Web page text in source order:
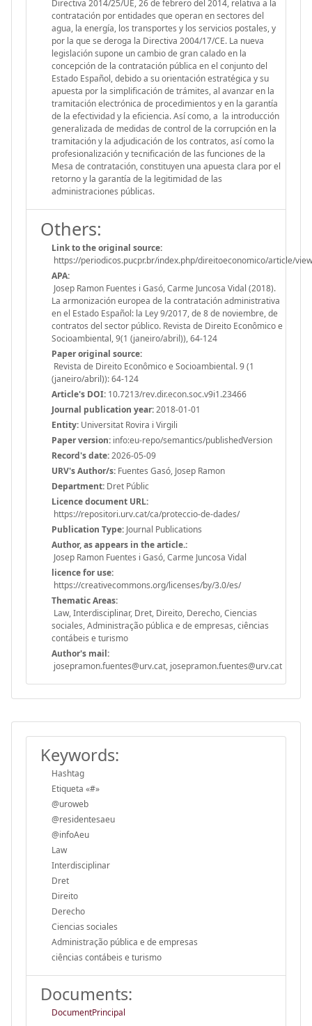
Directiva 2014/25/UE, 26 de febrero del 2014, relativa a la
contratación por entidades que operan en sectores del
agua, la energía, los transportes y los servicios postales, y
por la que se deroga la Directiva 2004/17/CE. La nueva
legislación supone un cambio de gran calado en la
concepción de la contratación pública en el conjunto del
Estado Español, debido a su orientación estratégica y su
apuesta por la simplificación de trámites, al avanzar en la
tramitación electrónica de procedimientos y en la garantía
de la efectividad y la eficiencia. Así como, a la introducción
generalizada de medidas de control de la corrupción en la
tramitación y la adjudicación de los contratos, así como la
profesionalización y tecnificación de las funciones de la
Mesa de contratación, constituyen una apuesta clara por el
retorno y la garantía de la legitimidad de las
administraciones públicas.
Others:
Link to the original source:
https://periodicos.pucpr.br/index.php/direitoeconomico/article/
APA:
Josep Ramon Fuentes i Gasó, Carme Juncosa Vidal (2018).
La armonización europea de la contratación administrativa
en el Estado Español: la Ley 9/2017, de 8 de noviembre, de
contratos del sector público. Revista de Direito Econômico e
Socioambiental, 9(1 (janeiro/abril)), 64-124
Paper original source:
Revista de Direito Econômico e Socioambiental. 9 (1
(janeiro/abril)): 64-124
Article's DOI: 10.7213/rev.dir.econ.soc.v9i1.23466
Journal publication year:2018-01-01
Entity: Universitat Rovira i Virgili
Paper version: info:eu-repo/semantics/publishedVersion
Record's date:2026-05-09
URV's Author/s: Fuentes Gasó, Josep Ramon
Department: Dret Públic
Licence document URL:
https://repositori.urv.cat/ca/proteccio-de-dades/
Publication Type: Journal Publications
Author, as appears in the article.:
Josep Ramon Fuentes i Gasó, Carme Juncosa Vidal
licence for use:
https://creativecommons.org/licenses/by/3.0/es/
Thematic Areas:
Law, Interdisciplinar, Dret, Direito, Derecho, Ciencias
sociales, Administração pública e de empresas, ciências
contábeis e turismo
Author's mail:
josepramon.fuentes@urv.cat, josepramon.fuentes@urv.cat
Keywords:
Hashtag
Etiqueta «#»
@uroweb
@residentesaeu
@infoAeu
Law
Interdisciplinar
Dret
Direito
Derecho
Ciencias sociales
Administração pública e de empresas
ciências contábeis e turismo
Documents:
DocumentPrincipal